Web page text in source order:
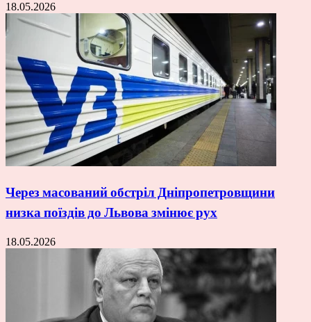
18.05.2026
Через масований обстріл Дніпропетровщини
низка поїздів до Львова змінює рух
18.05.2026